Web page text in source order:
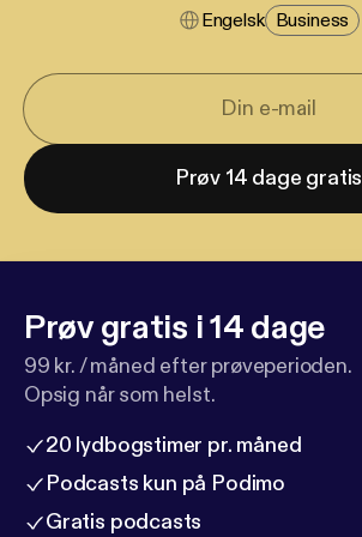
Engelsk Business
Prøv 14 dage gratis
Prøv gratis i 14 dage
99 kr. / måned efter prøveperioden.
Opsig når som helst.
20 lydbogstimer pr. måned
Podcasts kun på Podimo
Gratis podcasts